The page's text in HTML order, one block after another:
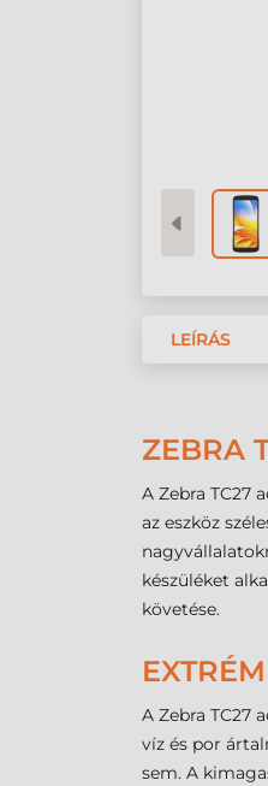
LEÍRÁS
ZEBRA
A Zebra TC27
az eszköz
készüléket
követése.
A Zebra TC27
víz és por
sem. A